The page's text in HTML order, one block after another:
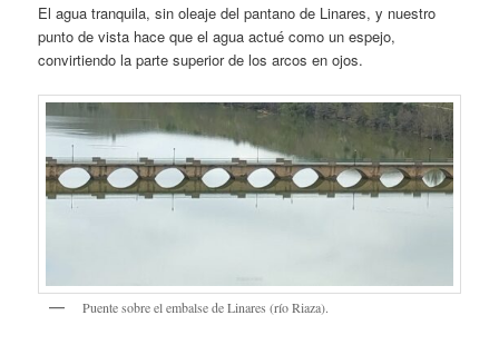
El agua tranquila, sin oleaje del pantano de Linares, y nuestro
punto de vista hace que el agua actué como un espejo,
convirtiendo la parte superior de los arcos en ojos.
Puente sobre el embalse de Linares (río Riaza).